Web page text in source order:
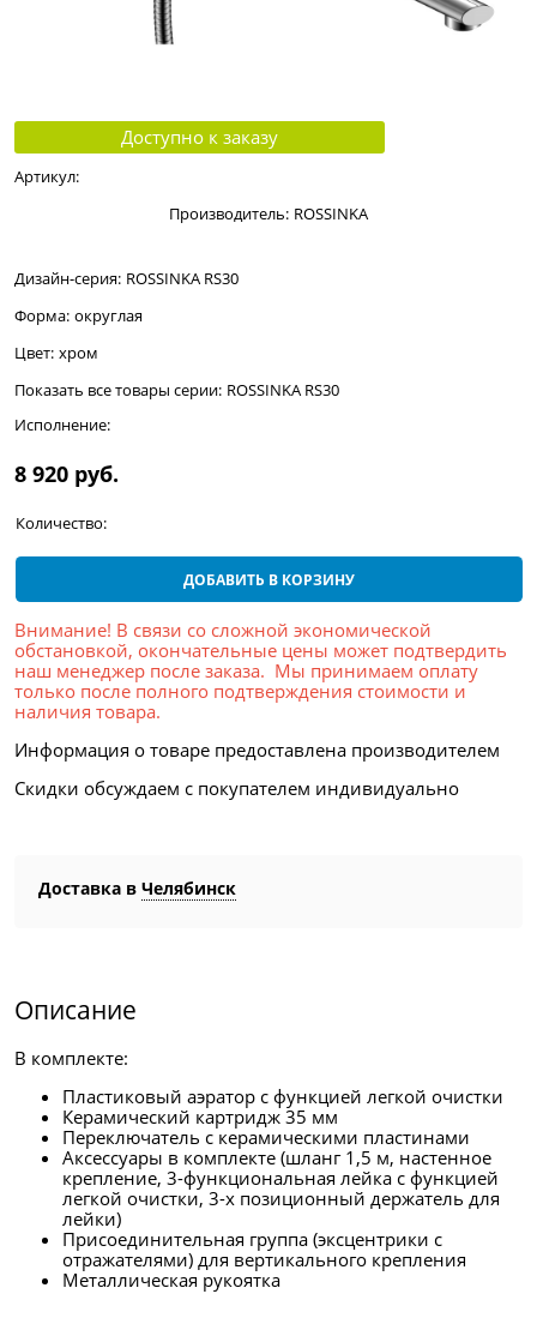
Доступно к заказу
Артикул:
Производитель: ROSSINKA
Дизайн-серия: ROSSINKA RS30
Форма: округлая
Цвет: хром
Показать все товары серии: ROSSINKA RS30
Исполнение:
8 920 руб.
Количество:
ДОБАВИТЬ В КОРЗИНУ
Внимание! В связи со сложной экономической
обстановкой, окончательные цены может подтвердить
наш менеджер после заказа. Мы принимаем оплату
только после полного подтверждения стоимости и
наличия товара.
Информация о товаре предоставлена производителем
Скидки обсуждаем с покупателем индивидуально
Доставка в Челябинск
Описание
В комплекте:
Пластиковый аэратор с функцией легкой очистки
Керамический картридж 35 мм
Переключатель с керамическими пластинами
Аксессуары в комплекте (шланг 1,5 м, настенное
крепление, 3-функциональная лейка с функцией
легкой очистки, 3-х позиционный держатель для
лейки)
Присоединительная группа (эксцентрики с
отражателями) для вертикального крепления
Металлическая рукоятка